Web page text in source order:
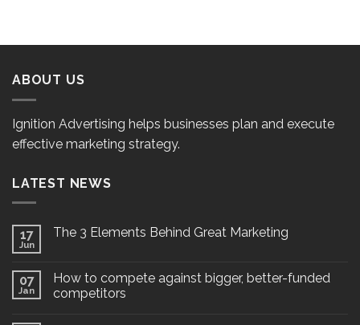
ABOUT US
Ignition Advertising helps businesses plan and execute
effective marketing strategy.
LATEST NEWS
17
Jun
The 3 Elements Behind Great Marketing
07
Jan
How to compete against bigger, better-funded
competitors